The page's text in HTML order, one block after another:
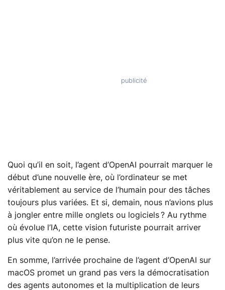
Quoi qu’il en soit, l’agent d’OpenAI pourrait marquer le
début d’une nouvelle ère, où l’ordinateur se met
véritablement au service de l’humain pour des tâches
toujours plus variées. Et si, demain, nous n’avions plus
à jongler entre mille onglets ou logiciels ? Au rythme
où évolue l’IA, cette vision futuriste pourrait arriver
plus vite qu’on ne le pense.
En somme, l’arrivée prochaine de l’agent d’OpenAI sur
macOS promet un grand pas vers la démocratisation
des agents autonomes et la multiplication de leurs